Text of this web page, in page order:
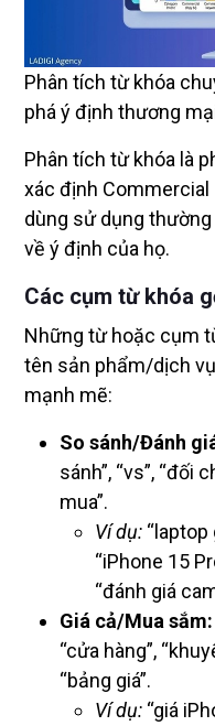
Phân tích từ khóa
phá ý định thương
Phân tích từ khóa là
xác định
dùng sử dụng
về ý định của họ.
Các cụm từ khóa
Những từ hoặc cụm
tên sản phẩm/dịch
mạnh mẽ:
So sánh/Đánh
sánh”, “vs”, “đối
mua”.
Ví dụ: “laptop
“iPhone 15
“đánh giá
Giá cả/Mua sắm:
“cửa hàng”,
“bảng giá”.
Ví dụ: “giá